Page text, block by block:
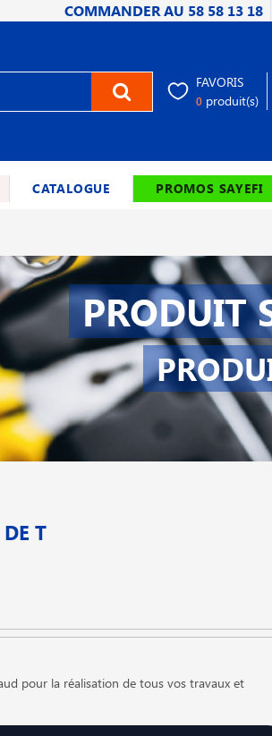
COMMANDER AU 58 58 13 18
FAVORIS
0 produit(s)
CATALOGUE PROMOS SAYEFI
PRODUIT
T
pour la réalisation de tous vos travaux et